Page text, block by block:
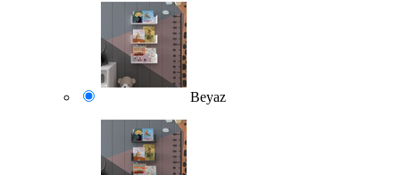
Beyaz